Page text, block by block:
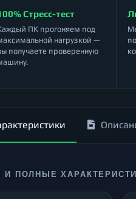
Стресс-тест
ПК прогоняем под
нагрузкой —
получаете проверенную
ПОЛНЫЕ